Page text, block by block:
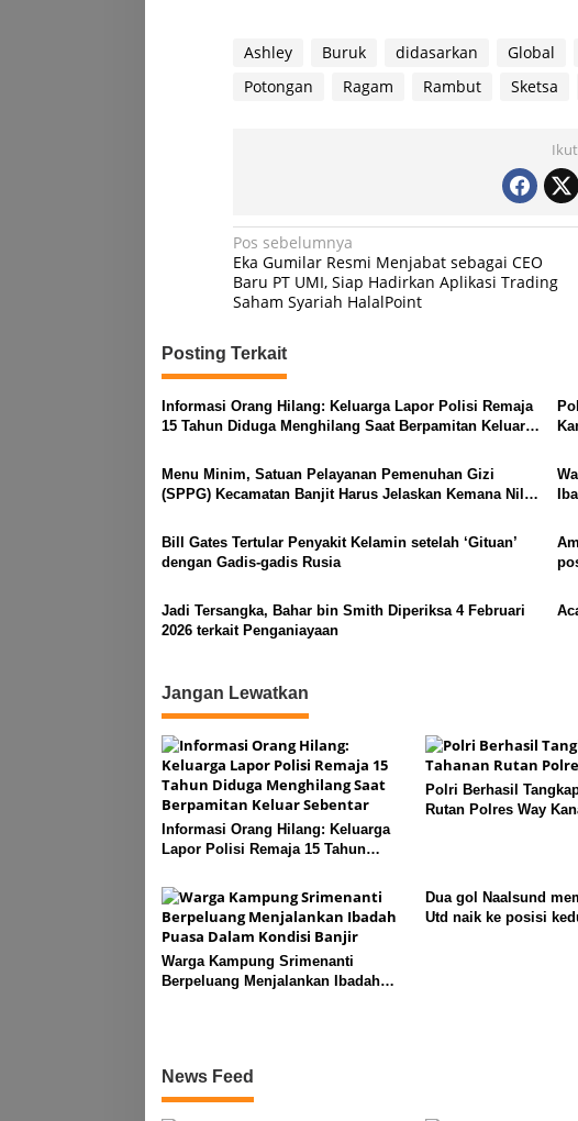
Ashley Buruk didasarkan Global
Potongan
Ragam Rambut Sketsa
Navigasi
pos
Pos sebelumnya
Eka Gumilar Resmi Menjabat sebagai CEO
Baru PT UMI, Siap Hadirkan Aplikasi Trading
Saham Syariah HalalPoint
Posting Terkait
Informasi Orang Hilang: Keluarga Lapor Polisi Remaja
15 Tahun Diduga Menghilang Saat Berpamitan Keluar
Menu Minim, Satuan Pelayanan Pemenuhan Gizi
(SPPG) Kecamatan Banjit Harus Jelaskan Kemana Nilai
Bill Gates Tertular Penyakit Kelamin setelah ‘Gituan’
dengan Gadis-gadis Rusia
Jadi Tersangka, Bahar bin Smith Diperiksa 4 Februari
2026 terkait Penganiayaan
Jangan Lewatkan
Informasi Orang Hilang: Keluarga
Lapor Polisi Remaja 15 Tahun
Berpamitan Keluar Sebentar
Polri Berhasil
Rutan Polres Way
Warga Kampung Srimenanti
Berpeluang Menjalankan Ibadah
Dua gol Naalsund
Utd naik ke posisi
News Feed